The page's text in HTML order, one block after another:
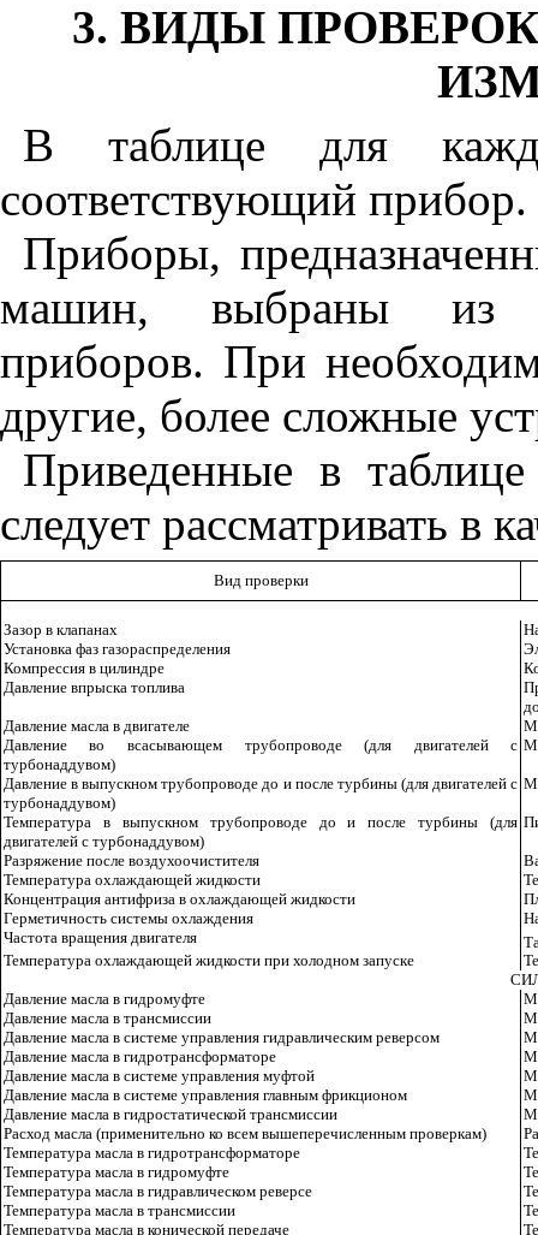
3. ВИДЫ
В таблице для
соответствующий прибор.
Приборы,
машин, выбраны из
приборов. При не
другие, более сложные
Приведенные в
следует рассматривать в
Вид проверки
Зазор в клапанах
Установка фаз газораспределения
Компрессия в цилиндре
Давление впрыска топлива
Давление масла в двигателе
Давление во всасывающем трубопроводе (для двигателей с
турбонаддувом)
Давление в выпускном трубопроводе до и после турбины (для двигателей с
турбонаддувом)
Температура в выпускном трубопроводе до и после турбины (для
двигателей с турбонаддувом)
Разряжение после воздухоочистителя
Температура охлаждающей жидкости
Концентрация антифриза в охлаждающей жидкости
Герметичность системы охлаждения
Частота вращения двигателя
Температура охлаждающей жидкости при холодном запуске
Давление масла в гидромуфте
Давление масла в трансмиссии
Давление масла в системе управления гидравлическим реверсом
Давление масла в гидротрансформаторе
Давление масла в системе управления муфтой
Давление масла в системе управления главным фрикционом
Давление масла в гидростатической трансмиссии
Расход масла (применительно ко всем вышеперечисленным проверкам)
Температура масла в гидротрансформаторе
Температура масла в гидромуфте
Температура масла в гидравлическом реверсе
Температура масла в трансмиссии
Температура масла в конической передаче